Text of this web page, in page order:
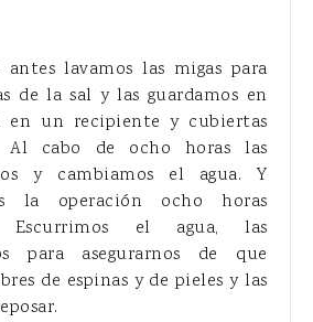
lavamos las migas para
de la sal y las guardamos en
en un recipiente y cubiertas
Al cabo de ocho horas las
y cambiamos el agua. Y
la operación ocho horas
Escurrimos el agua, las
para asegurarnos de que
de espinas y de pieles y las